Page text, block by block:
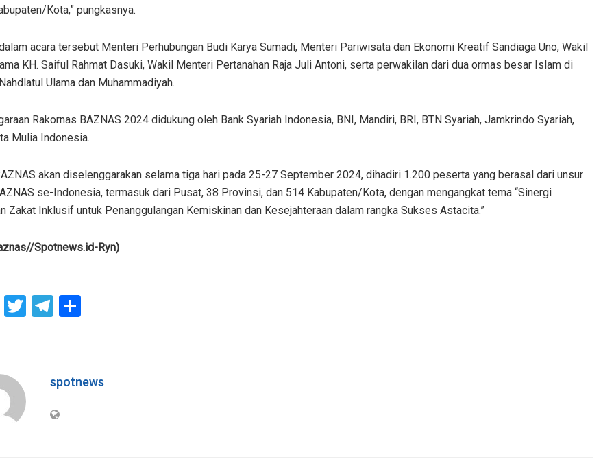
Kota,” pungkasnya.
acara tersebut Menteri Perhubungan Budi Karya Sumadi, Menteri Pariwisata dan Ekonomi Kreatif Sandiaga Uno, Wakil
KH. Saiful Rahmat Dasuki, Wakil Menteri Pertanahan Raja Juli Antoni, serta perwakilan dari dua ormas besar Islam di
Ulama dan Muhammadiyah.
Rakornas BAZNAS 2024 didukung oleh Bank Syariah Indonesia, BNI, Mandiri, BRI, BTN Syariah, Jamkrindo Syariah,
Mulia Indonesia.
akan diselenggarakan selama tiga hari pada 25-27 September 2024, dihadiri 1.200 peserta yang berasal dari unsur
se-Indonesia, termasuk dari Pusat, 38 Provinsi, dan 514 Kabupaten/Kota, dengan mengangkat tema “Sinergi
Zakat Inklusif untuk Penanggulangan Kemiskinan dan Kesejahteraan dalam rangka Sukses Astacita.”
Spotnews.id-Ryn)
F
a
o
T
wi
T
el
gr
a
m
e
spotnews